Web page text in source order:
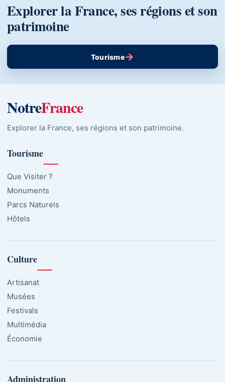
Explorer la France, ses régions et son
patrimoine
Tourisme→
NotreFrance
Explorer la France, ses régions et son patrimoine.
Tourisme
Que Visiter ?
Monuments
Parcs Naturels
Hôtels
Culture
Artisanat
Musées
Festivals
Multimédia
Économie
Administration